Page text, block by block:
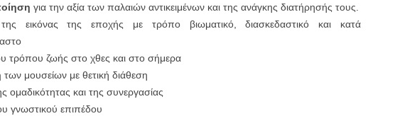
για την αξία των παλαιών αντικειμένων και της ανάγκης διατήρησής τους.
εικόνας της εποχής με τρόπο βιωματικό, διασκεδαστικό και κατά
τρόπου ζωής στο χθες και στο σήμερα
των μουσείων με θετική διάθεση
ομαδικότητας και της συνεργασίας
γνωστικού επιπέδου